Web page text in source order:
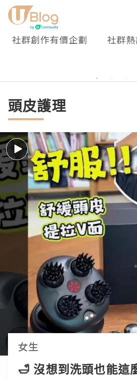
社群創作有價企劃 社群
頭皮護理
女生
🛁 沒想到洗頭也能這